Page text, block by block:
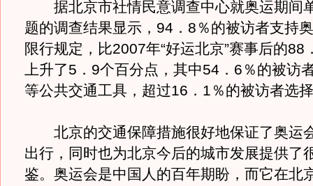
据北京市社情民意调查中心就奥运期间
题的调查结果显示，94．8％的被访者支持
限行规定，比2007年“好运北京”赛事后的88
上升了5．9个百分点，其中54．6％的被访
等公共交通工具，超过16．1％的被访者选
北京的交通保障措施很好地保证了奥运
出行，同时也为北京今后的城市发展提供了
鉴。奥运会是中国人的百年期盼，而它在北